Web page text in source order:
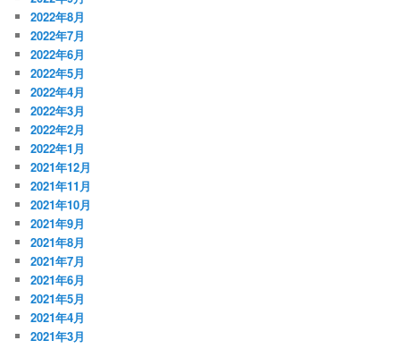
2022年8月
2022年7月
2022年6月
2022年5月
2022年4月
2022年3月
2022年2月
2022年1月
2021年12月
2021年11月
2021年10月
2021年9月
2021年8月
2021年7月
2021年6月
2021年5月
2021年4月
2021年3月